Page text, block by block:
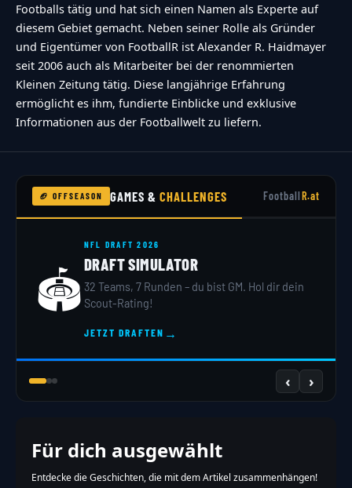
Footballs tätig und hat sich einen Namen als Experte auf
diesem Gebiet gemacht. Neben seiner Rolle als Gründer
und Eigentümer von FootballR ist Alexander R. Haidmayer
seit 2006 auch als Mitarbeiter bei der renommierten
Kleinen Zeitung tätig. Diese langjährige Erfahrung
ermöglicht es ihm, fundierte Einblicke und exklusive
Informationen aus der Footballwelt zu liefern.
🏈 OFFSEASON GAMES &CHALLENGES FootballR.at
🏟️
NFL DRAFT 2026
DRAFT SIMULATOR
32 Teams, 7 Runden – du bist GM. Hol dir dein
Scout-Rating!
JETZT DRAFTEN →
‹ ›
Für dich ausgewählt
Entdecke die Geschichten, die mit dem Artikel zusammenhängen!